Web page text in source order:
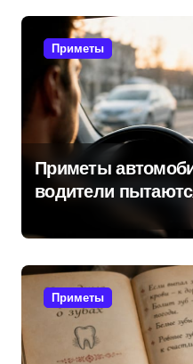
Приметы
Приметы
водители
дороге
Приметы